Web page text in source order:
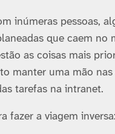
inúmeras pessoas,
que caem no
as coisas mais
manter uma mão
tarefas na intranet.
fazer a viagem